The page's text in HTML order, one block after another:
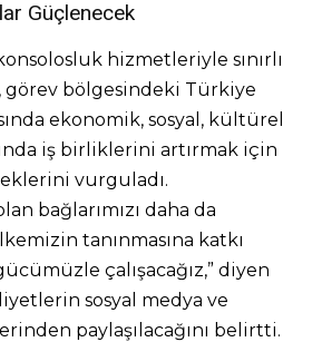
Güçlenecek
hizmetleriyle sınırlı
görev bölgesindeki Türkiye
ekonomik, sosyal, kültürel
iş birliklerini artırmak için
vurguladı.
bağlarımızı daha da
tanınmasına katkı
çalışacağız,” diyen
sosyal medya ve
paylaşılacağını belirtti.